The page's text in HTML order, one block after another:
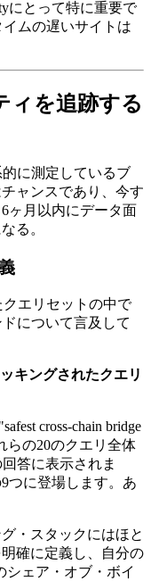
にとって特に重要で
イムの遅いサイトは
ィを追跡する
に測定しているブ
ャンスであり、今す
ヶ月以内にデータ面
る。
クエリセットの中で
について言及して
キングされたクエリ
cross-chain bridge
らの20のクエリ全体
答に表示されま
つに登場します。あ
・スタックにはほと
確に定義し、自分の
シェア・オブ・ボイ